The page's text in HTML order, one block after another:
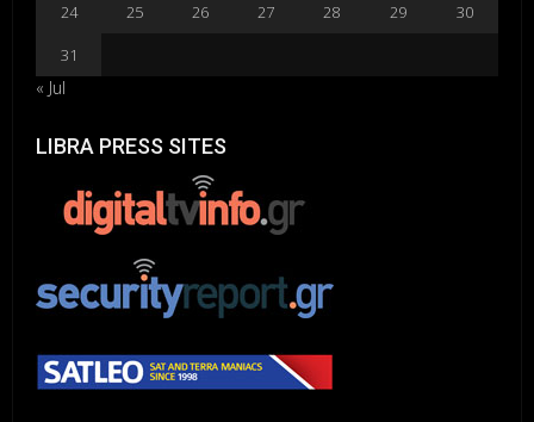
24
25 26 27 28 29
30
31
« Jul
LIBRA PRESS SITES